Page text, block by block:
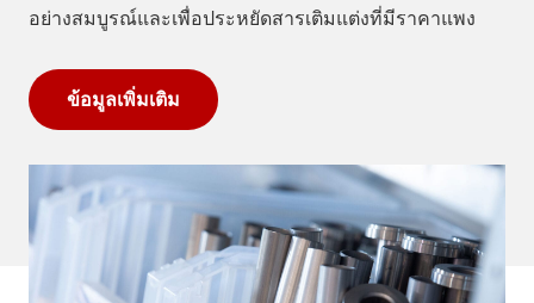
อย่างสมบูรณ์และเพื่อประหยัดสารเติมแต่งที่มีราคาแพง
ข้อมูลเพิ่มเติม